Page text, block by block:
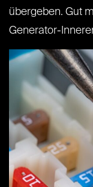
übergeben. Gut
Generator-